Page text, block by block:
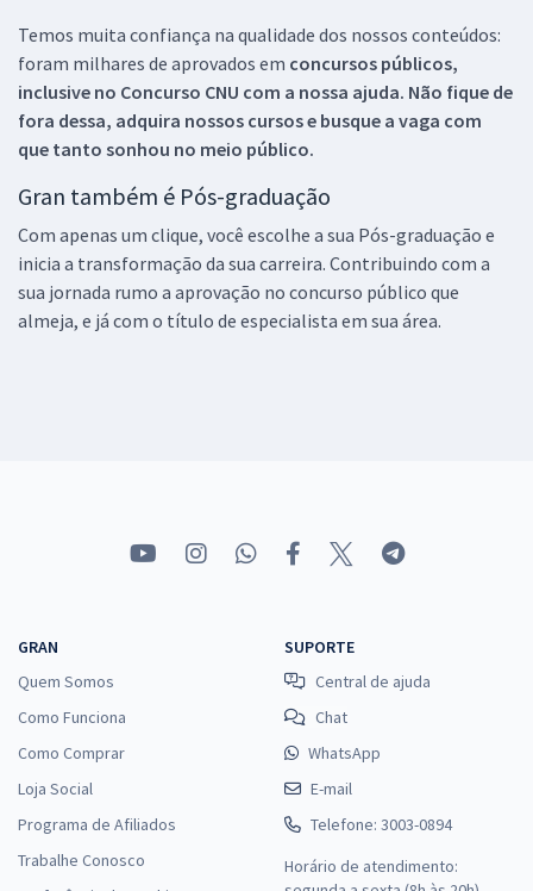
Temos muita confiança na qualidade dos nossos conteúdos:
foram milhares de aprovados em concursos públicos,
inclusive no Concurso CNU com a nossa ajuda. Não fique de
fora dessa, adquira nossos cursos e busque a vaga com
que tanto sonhou no meio público.
Gran também é Pós-graduação
Com apenas um clique, você escolhe a sua Pós-graduação e
inicia a transformação da sua carreira. Contribuindo com a
sua jornada rumo a aprovação no concurso público que
almeja, e já com o título de especialista em sua área.
GRAN
Quem Somos
Como Funciona
Como Comprar
Loja Social
Programa de Afiliados
Trabalhe Conosco
SUPORTE
Central de ajuda
Chat
WhatsApp
E-mail
Telefone: 3003-0894
Horário de atendimento: